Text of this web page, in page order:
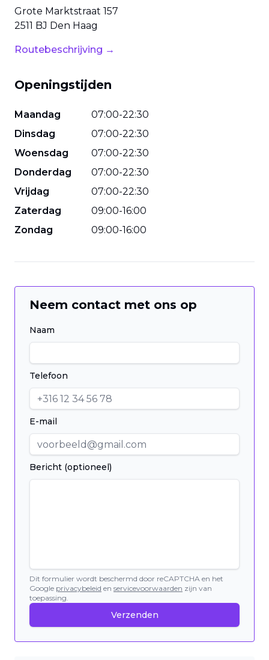
Grote Marktstraat 157
2511 BJ Den Haag
Routebeschrijving →
Openingstijden
Maandag 07:00-22:30
Dinsdag
07:00-22:30
Woensdag
07:00-22:30
Donderdag
07:00-22:30
Vrijdag
07:00-22:30
Zaterdag
09:00-16:00
Zondag
09:00-16:00
Neem contact met ons op
Naam
Telefoon
E-mail
Bericht (optioneel)
Dit formulier wordt beschermd door reCAPTCHA en het
Google privacybeleid en servicevoorwaarden zijn van
toepassing.
Verzenden